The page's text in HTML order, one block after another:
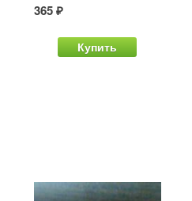
365 ₽
Купить